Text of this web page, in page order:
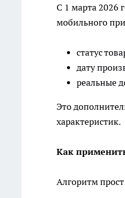
С 1 марта 2026
мобильного
статус
дату
реальные
Это
характеристик.
Как
Алгоритм